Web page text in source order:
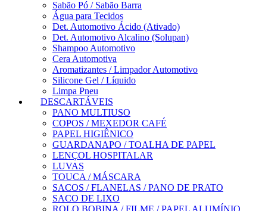
Sabão Pó / Sabão Barra
Água para Tecidos
Det. Automotivo Ácido (Ativado)
Det. Automotivo Alcalino (Solupan)
Shampoo Automotivo
Cera Automotiva
Aromatizantes / Limpador Automotivo
Silicone Gel / Líquido
Limpa Pneu
DESCARTÁVEIS
PANO MULTIUSO
COPOS / MEXEDOR CAFÉ
PAPEL HIGIÊNICO
GUARDANAPO / TOALHA DE PAPEL
LENÇOL HOSPITALAR
LUVAS
TOUCA / MÁSCARA
SACOS / FLANELAS / PANO DE PRATO
SACO DE LIXO
ROLO BOBINA / FILME / PAPEL ALUMÍNIO